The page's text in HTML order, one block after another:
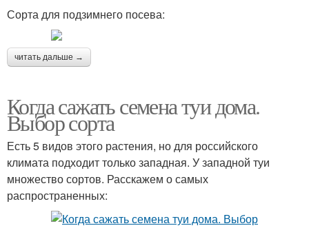
Сорта для подзимнего посева:
читать дальше →
Когда сажать семена туи дома.
Выбор сорта
Есть 5 видов этого растения, но для российского
климата подходит только западная. У западной туи
множество сортов. Расскажем о самых
распространенных: